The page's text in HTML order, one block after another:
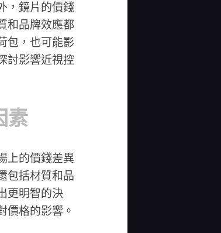
，鏡片的價錢
和品牌效應都
包，也可能影
討影響近視控
素
上的價錢差異
包括材質和品
更明智的決
價格的影響。